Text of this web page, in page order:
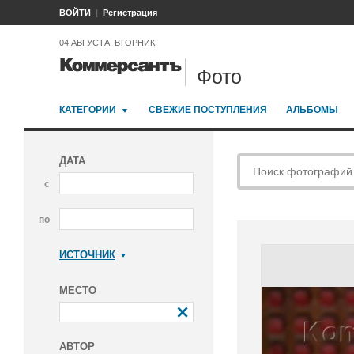
ВОЙТИ Регистрация
04 АВГУСТА, ВТОРНИК
Фото
КАТЕГОРИИ СВЕЖИЕ ПОСТУПЛЕНИЯ АЛЬБОМЫ
ДАТА
с
по
ИСТОЧНИК
МЕСТО
АВТОР